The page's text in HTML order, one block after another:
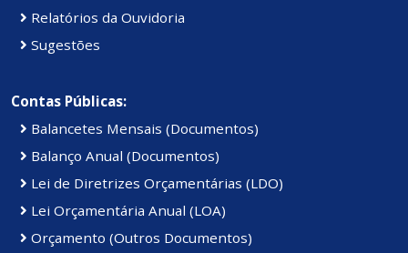
Relatórios da Ouvidoria
Sugestões
Contas Públicas:
Balancetes Mensais (Documentos)
Balanço Anual (Documentos)
Lei de Diretrizes Orçamentárias (LDO)
Lei Orçamentária Anual (LOA)
Orçamento (Outros Documentos)